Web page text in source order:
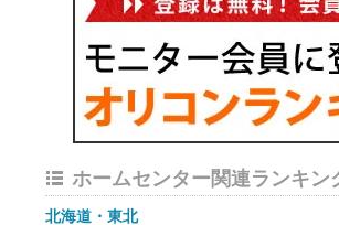
ホームセンター関連ランキン
北海道・東北